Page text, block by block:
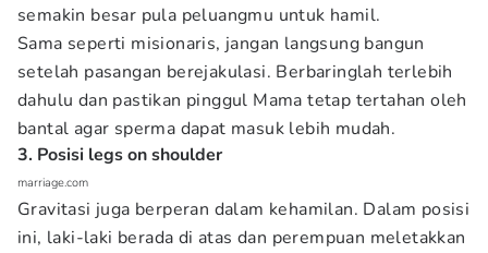
semakin besar pula peluangmu untuk hamil.
Sama seperti misionaris, jangan langsung bangun
setelah pasangan berejakulasi. Berbaringlah terlebih
dahulu dan pastikan pinggul Mama tetap tertahan oleh
bantal agar sperma dapat masuk lebih mudah.
3. Posisi legs on shoulder
marriage.com
Gravitasi juga berperan dalam kehamilan. Dalam posisi
ini, laki-laki berada di atas dan perempuan meletakkan